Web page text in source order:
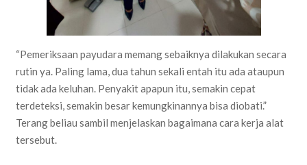
“Pemeriksaan payudara memang sebaiknya dilakukan secara
rutin ya. Paling lama, dua tahun sekali entah itu ada ataupun
tidak ada keluhan. Penyakit apapun itu, semakin cepat
terdeteksi, semakin besar kemungkinannya bisa diobati.”
Terang beliau sambil menjelaskan bagaimana cara kerja alat
tersebut.